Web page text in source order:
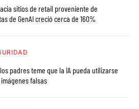
sitios de retail proveniente de
de GenAI creció cerca de 160%
padres teme que la IA pueda utilizarse
falsas